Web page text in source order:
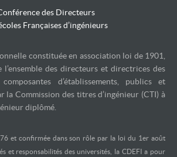
des Directeurs
Françaises d’ingénieurs
constituée en association loi de 1901,
l’ensemble des directeurs et directrices des
d’établissements, publics et
la Commission des titres d’ingénieur (CTI) à
diplômé.
et confirmée dans son rôle par la loi du 1er août
et responsabilités des universités, la CDEFI a pour